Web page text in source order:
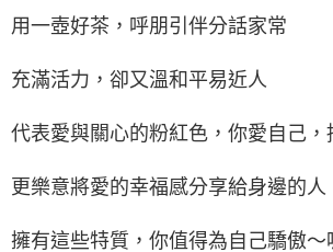
用一壺好茶，呼朋引伴分話家常
充滿活力，卻又溫和平易近人
代表愛與關心的粉紅色，你愛自己
更樂意將愛的幸福感分享給身邊的人
擁有這些特質，你值得為自己驕傲